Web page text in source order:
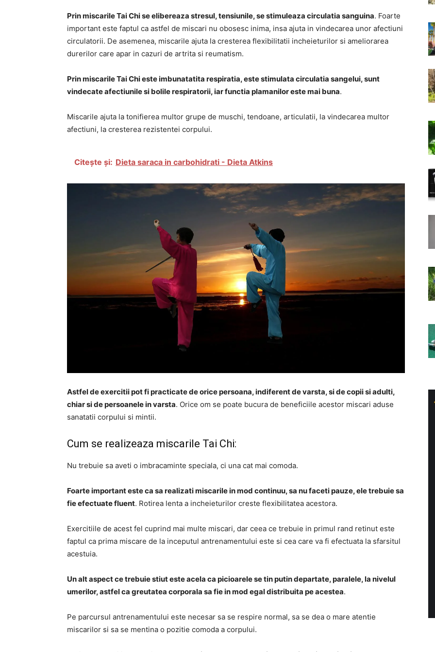
Prin miscarile Tai Chi se elibereaza stresul, tensiunile, se stimuleaza circulatia sanguina. Foarte
important este faptul ca astfel de miscari nu obosesc inima, insa ajuta in vindecarea unor afectiuni
circulatorii. De asemenea, miscarile ajuta la cresterea flexibilitatii incheieturilor si ameliorarea
durerilor care apar in cazuri de artrita si reumatism.
Prin miscarile Tai Chi este imbunatatita respiratia, este stimulata circulatia sangelui, sunt
vindecate afectiunile si bolile respiratorii, iar functia plamanilor este mai buna.
Miscarile ajuta la tonifierea multor grupe de muschi, tendoane, articulatii, la vindecarea multor
afectiuni, la cresterea rezistentei corpului.
Citește și: Dieta saraca in carbohidrati - Dieta Atkins
Astfel de exercitii pot fi practicate de orice persoana, indiferent de varsta, si de copii si adulti,
chiar si de persoanele in varsta. Orice om se poate bucura de beneficiile acestor miscari aduse
sanatatii corpului si mintii.
Cum se realizeaza miscarile Tai Chi:
Nu trebuie sa aveti o imbracaminte speciala, ci una cat mai comoda.
Foarte important este ca sa realizati miscarile in mod continuu, sa nu faceti pauze, ele trebuie sa
fie efectuate fluent. Rotirea lenta a incheieturilor creste flexibilitatea acestora.
Exercitiile de acest fel cuprind mai multe miscari, dar ceea ce trebuie in primul rand retinut este
faptul ca prima miscare de la inceputul antrenamentului este si cea care va fi efectuata la sfarsitul
acestuia.
Un alt aspect ce trebuie stiut este acela ca picioarele se tin putin departate, paralele, la nivelul
umerilor, astfel ca greutatea corporala sa fie in mod egal distribuita pe acestea.
Pe parcursul antrenamentului este necesar sa se respire normal, sa se dea o mare atentie
miscarilor si sa se mentina o pozitie comoda a corpului.